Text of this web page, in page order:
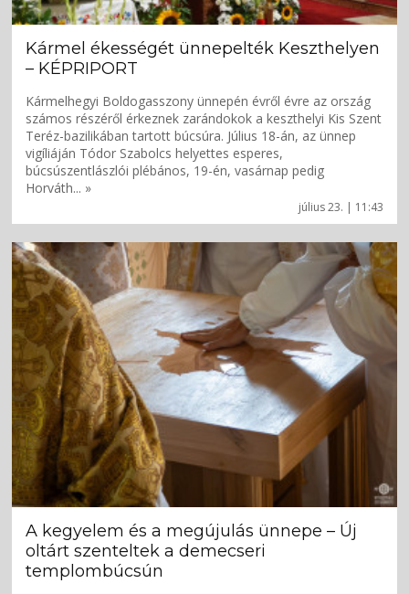
július 23. | 11:43
Kármel ékességét ünnepelték Keszthelyen
– KÉPRIPORT
Kármelhegyi Boldogasszony ünnepén évről évre az ország
számos részéről érkeznek zarándokok a keszthelyi Kis Szent
Teréz-bazilikában tartott búcsúra. Július 18-án, az ünnep
vigíliáján Tódor Szabolcs helyettes esperes,
búcsúszentlászlói plébános, 19-én, vasárnap pedig
Horváth... »
A kegyelem és a megújulás ünnepe – Új
oltárt szenteltek a demecseri
templombúcsún